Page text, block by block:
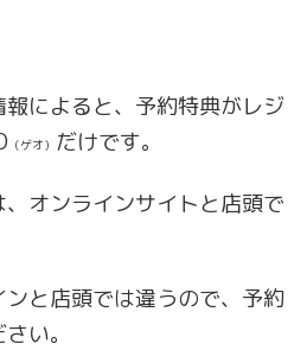
によると、予約特典がレジ
（ゲオ） だけです。
オンラインサイトと店頭で
と店頭では違うので、予約
い。